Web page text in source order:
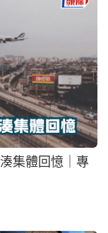
集體回憶｜專